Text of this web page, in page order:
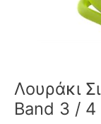
Λουράκι
Band 3 / 4